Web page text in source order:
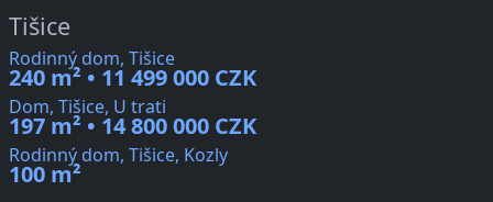
Tišice
Rodinný dom, Tišice
240 m² • 11 499 000 CZK
Dom, Tišice, U trati
197 m² • 14 800 000 CZK
Rodinný dom, Tišice, Kozly
100 m²